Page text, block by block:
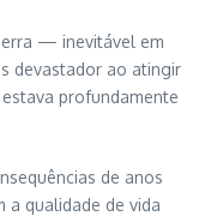
— inevitável em
devastador ao atingir
profundamente
de anos
a qualidade de vida